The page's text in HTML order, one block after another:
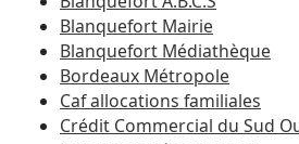
Blanquefort Mairie
Blanquefort Médiathèque
Bordeaux Métropole
Caf allocations familiales
Crédit Commercial du Sud